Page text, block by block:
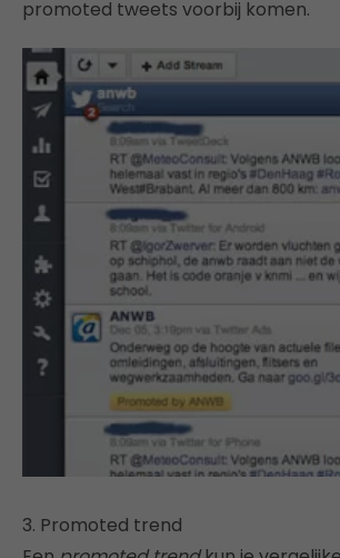
promoted tweets voorbij komen.
3. Promoted trend